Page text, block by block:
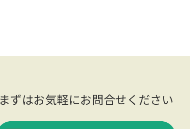
まずはお気軽にお問合せください